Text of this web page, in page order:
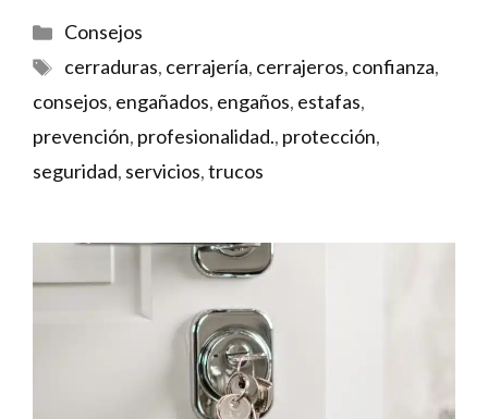
Categorías
Consejos
Etiquetas
cerraduras, cerrajería, cerrajeros, confianza,
consejos, engañados, engaños, estafas,
prevención, profesionalidad., protección,
seguridad, servicios,trucos